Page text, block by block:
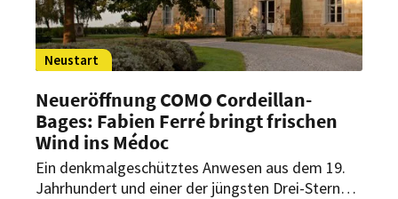
Neustart
Neueröffnung COMO Cordeillan-
Bages: Fabien Ferré bringt frischen
Wind ins Médoc
Ein denkmalgeschütztes Anwesen aus dem 19.
Jahrhundert und einer der jüngsten Drei-Sterne-